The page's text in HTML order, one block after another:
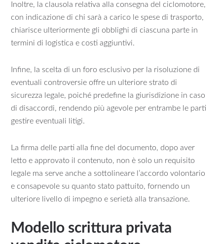
Inoltre, la clausola relativa alla consegna del ciclomotore,
con indicazione di chi sarà a carico le spese di trasporto,
chiarisce ulteriormente gli obblighi di ciascuna parte in
termini di logistica e costi aggiuntivi.
Infine, la scelta di un foro esclusivo per la risoluzione di
eventuali controversie offre un ulteriore strato di
sicurezza legale, poiché predefine la giurisdizione in caso
di disaccordi, rendendo più agevole per entrambe le parti
gestire eventuali litigi.
La firma delle parti alla fine del documento, dopo aver
letto e approvato il contenuto, non è solo un requisito
legale ma serve anche a sottolineare l’accordo volontario
e consapevole su quanto stato pattuito, fornendo un
ulteriore livello di impegno e serietà alla transazione.
Modello scrittura privata